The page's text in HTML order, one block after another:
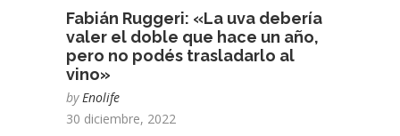
Fabián Ruggeri: «La uva debería
valer el doble que hace un año,
pero no podés trasladarlo al
vino»
by Enolife
30 diciembre, 2022